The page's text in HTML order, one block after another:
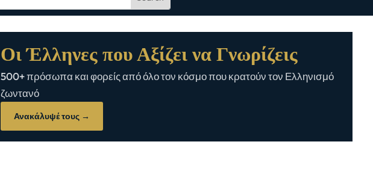
Οι Έλληνες που Αξίζει να Γνωρίζεις
500+ πρόσωπα και φορείς από όλο τον κόσμο που κρατούν τον Ελληνισμό
ζωντανό
Ανακάλυψέ τους →